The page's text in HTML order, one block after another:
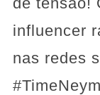
influencer
nas redes